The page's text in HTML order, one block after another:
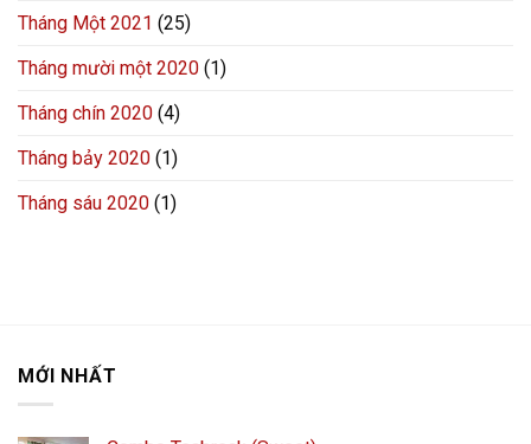
Tháng Một 2021 (25)
Tháng mười một 2020 (1)
Tháng chín 2020 (4)
Tháng bảy 2020 (1)
Tháng sáu 2020 (1)
MỚI NHẤT